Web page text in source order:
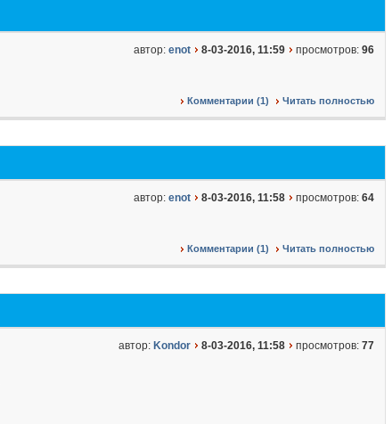
автор: enot 8-03-2016, 11:59 просмотров: 96
Комментарии (1) Читать полностью
автор: enot 8-03-2016, 11:58 просмотров: 64
Комментарии (1) Читать полностью
автор: Kondor 8-03-2016, 11:58 просмотров: 77